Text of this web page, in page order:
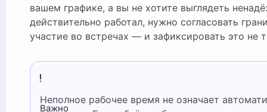
вашем графике, а вы не хотите выглядеть
действительно работал, нужно согласовать
участие во встречах — и зафиксировать это не
Важно
Неполное рабочее время не означает автоматически меньше ответственности